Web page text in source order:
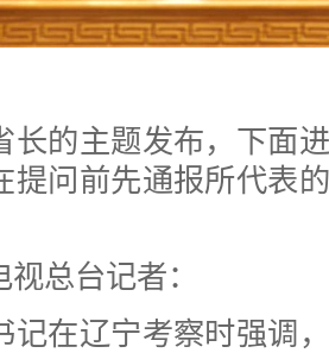
的主题发布，下面进
提问前先通报所代表
总台记者：
在辽宁考察时强调，